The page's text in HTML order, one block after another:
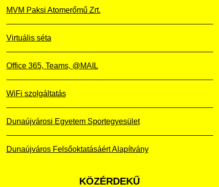
MVM Paksi Atomerőmű Zrt.
Virtuális séta
Office 365, Teams, @MAIL
WiFi szolgáltatás
Dunaújvárosi Egyetem Sportegyesület
Dunaújváros Felsőoktatásáért Alapítvány
KÖZÉRDEKŰ